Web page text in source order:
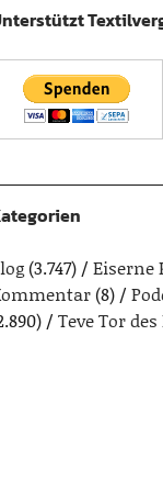
(3.747) Eiserne
(8)
Teve Tor